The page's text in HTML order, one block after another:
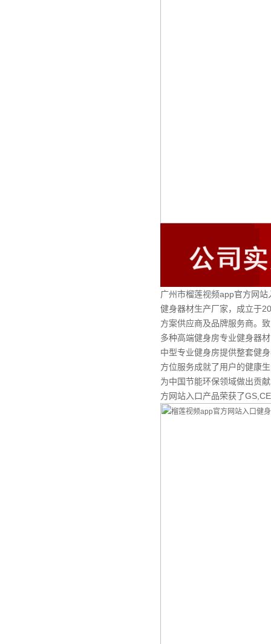
广州市榴莲视频app官方网
健身器材生产厂家，成立于
方案供应商及品牌服务商。
多种高端健身房专业健身器
中型专业健身房提供整套健
方位服务成就了用户的健康
为中国节能环保领域做出贡
方网站入口产品荣获了